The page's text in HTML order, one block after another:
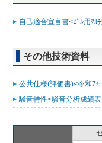
自己適合宣言書<ﾋﾞﾙ用ﾏﾙ
その他技術資料
公共仕様(評価書)<令和7
騒音特性<騒音分析成績